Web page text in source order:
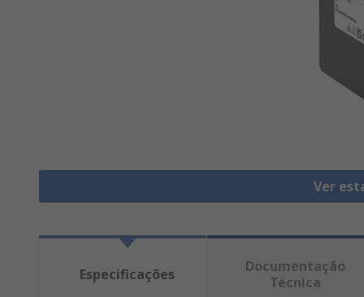
Ver
Especificações
Documentação
Técnica